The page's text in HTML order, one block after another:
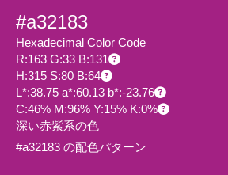
#a32183
Hexadecimal Color Code
R:163 G:33 B:131
H:315 S:80 B:64
L*:38.75 a*:60.13 b*:-23.76
C:46% M:96% Y:15% K:0%
深い赤紫系の色
#a32183 の配色パターン